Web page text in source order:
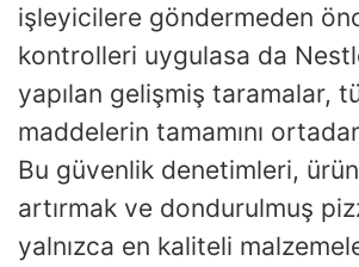
işleyicilere göndermeden
kontrolleri uygulasa da
yapılan gelişmiş taramalar,
maddelerin tamamını
Bu güvenlik denetimleri,
artırmak ve dondurulmuş
yalnızca en kaliteli